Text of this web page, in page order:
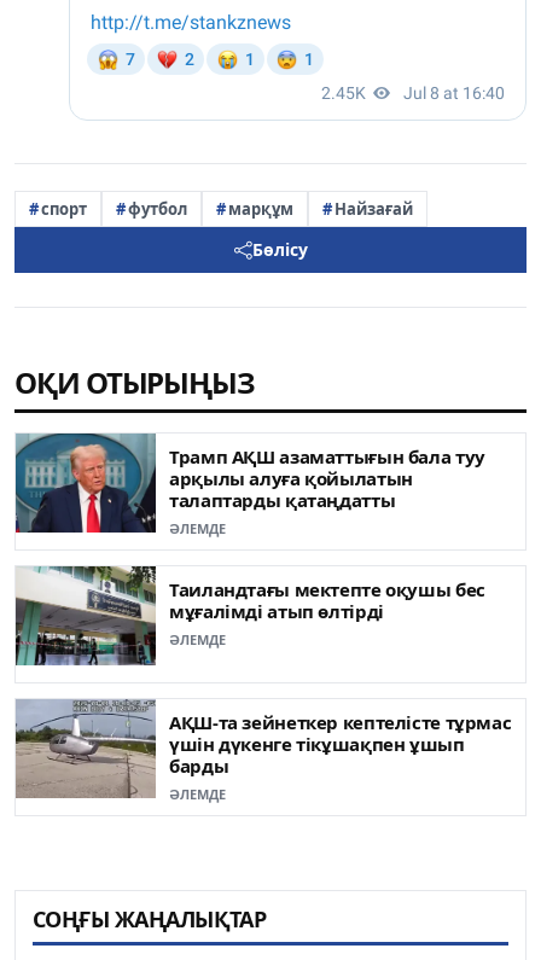
спорт футбол марқұм Найзағай
Бөлісу
ОҚИ ОТЫРЫҢЫЗ
Трамп АҚШ азаматтығын бала туу
арқылы алуға қойылатын
талаптарды қатаңдатты
ӘЛЕМДЕ
Таиландтағы мектепте оқушы бес
мұғалімді атып өлтірді
ӘЛЕМДЕ
АҚШ-та зейнеткер кептелісте тұрмас
үшін дүкенге тікұшақпен ұшып
барды
ӘЛЕМДЕ
СОҢҒЫ ЖАҢАЛЫҚТАР